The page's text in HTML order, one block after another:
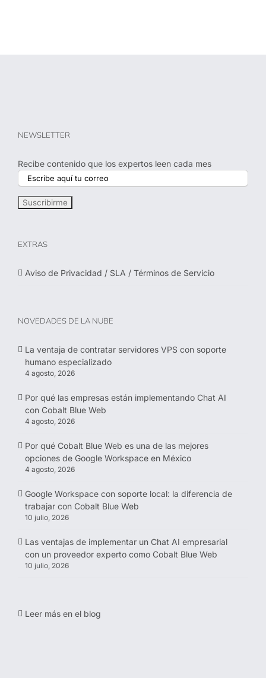
NEWSLETTER
Recibe contenido que los expertos leen cada mes
EXTRAS
Aviso de Privacidad / SLA / Términos de Servicio
NOVEDADES DE LA NUBE
La ventaja de contratar servidores VPS con soporte
humano especializado
4 agosto, 2026
Por qué las empresas están implementando Chat AI
con Cobalt Blue Web
4 agosto, 2026
Por qué Cobalt Blue Web es una de las mejores
opciones de Google Workspace en México
4 agosto, 2026
Google Workspace con soporte local: la diferencia de
trabajar con Cobalt Blue Web
10 julio, 2026
Las ventajas de implementar un Chat AI empresarial
con un proveedor experto como Cobalt Blue Web
10 julio, 2026
Leer más en el blog